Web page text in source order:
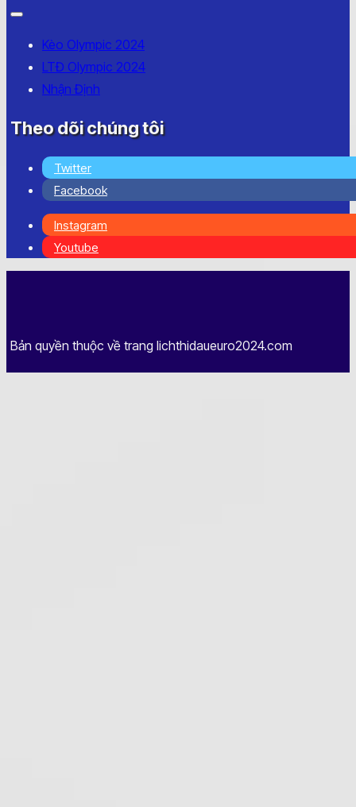
Kèo Olympic 2024
LTĐ Olympic 2024
Nhận Định
Theo dõi chúng tôi
Twitter
Facebook
Instagram
Youtube
Bản quyền thuộc về trang lichthidaueuro2024.com